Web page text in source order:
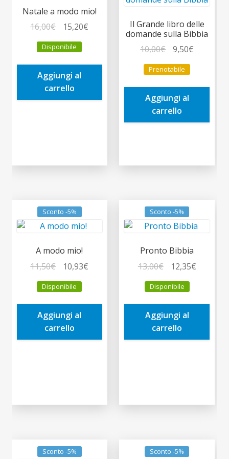
Natale a modo mio!
16,00€
prezzo
originale
era:
16,00€.
15,20€
è:
Disponibile
Aggiungi al
carrello
Il Grande libro delle
domande sulla Bibbia
10,00€
prezzo
originale
era:
10,00€.
9,50€
è:
Prenotabile
Aggiungi al
carrello
Sconto -5%
A modo mio!
11,50€
prezzo
originale
era:
11,50€.
10,93€
è:
Disponibile
Aggiungi al
carrello
Sconto -5%
Pronto Bibbia
13,00€
prezzo
originale
era:
13,00€.
12,35€Il
è:
Disponibile
Aggiungi al
carrello
Sconto -5% Sconto -5%